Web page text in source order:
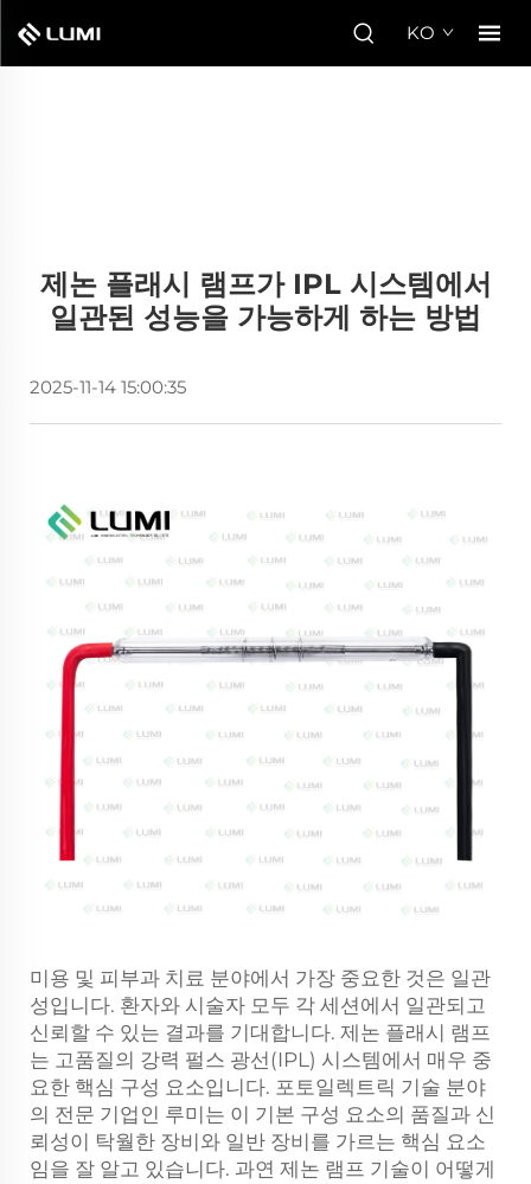
KO
제논 플래시 램프가 IPL 시스템에서
일관된 성능을 가능하게 하는 방법
2025-11-14 15:00:35
미용 및 피부과 치료 분야에서 가장 중요한 것은 일관
성입니다. 환자와 시술자 모두 각 세션에서 일관되고
신뢰할 수 있는 결과를 기대합니다. 제논 플래시 램프
는 고품질의 강력 펄스 광선(IPL) 시스템에서 매우 중
요한 핵심 구성 요소입니다. 포토일렉트릭 기술 분야
의 전문 기업인 루미는 이 기본 구성 요소의 품질과 신
뢰성이 탁월한 장비와 일반 장비를 가르는 핵심 요소
임을 잘 알고 있습니다. 과연 제논 램프 기술이 어떻게